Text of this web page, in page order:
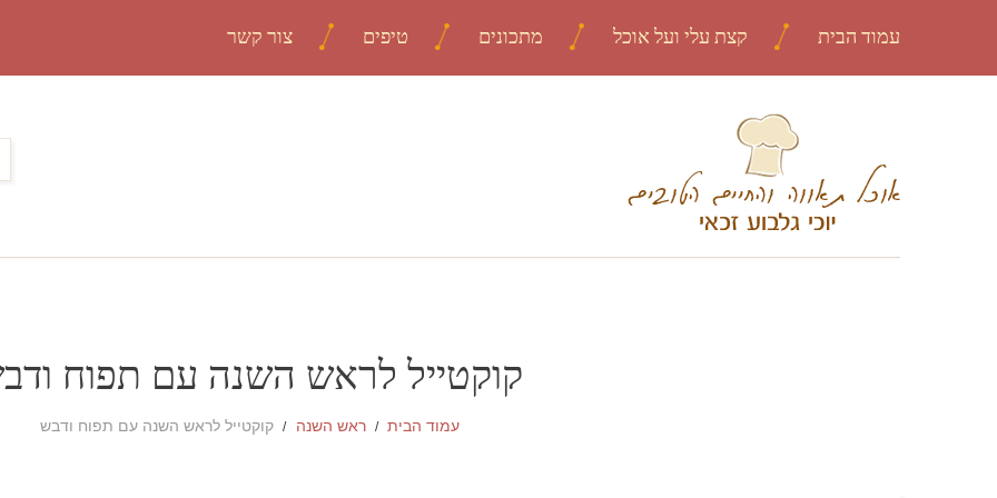
עמוד הבית קצת עלי ועל אוכל מתכונים טיפים צור קשר
קוקטייל לראש השנה עם תפוח
עמוד הבית ראש השנה קוקטייל לראש השנה עם תפוח ודבש